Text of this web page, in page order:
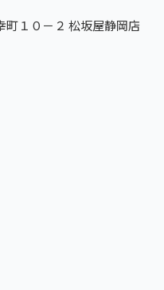
町１０－２ 松坂屋静岡店